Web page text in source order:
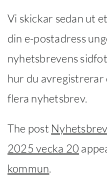
Vi skickar sedan ut
din e-postadress
nyhetsbrevens
hur du avregistrerar
flera nyhetsbrev.
The post
2025 vecka 20
kommun.